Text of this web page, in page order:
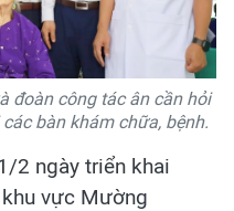
đoàn công tác ân cần hỏi
bàn khám chữa, bệnh.
2 ngày triển khai
vực Mường